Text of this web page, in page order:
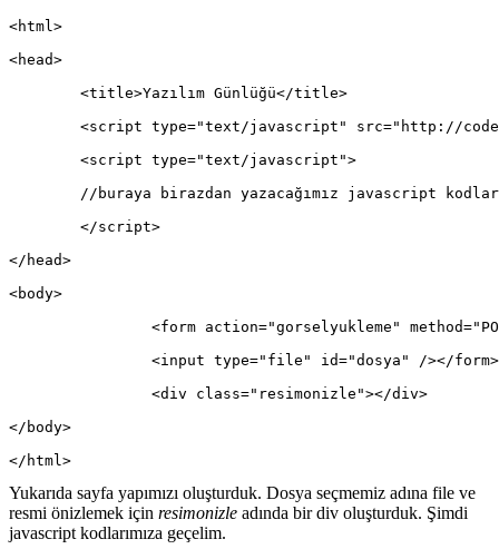
<html>
<head>
	<title>Yazılım Günlüğü</title>
<script type="text/javascript" src="http://
	<script type="text/javascript">
//buraya birazdan yazacağımız javascript
	</script>
</head>
<body>
<form action="gorselyukleme"
		<input type="file" id="dosya" /></form>
		<div class="resimonizle"></div>
</body>
</html>
Yukarıda sayfa yapımızı oluşturduk. Dosya seçmemiz adına file ve
resmi önizlemek için resimonizle adında bir div oluşturduk. Şimdi
javascript kodlarımıza geçelim.